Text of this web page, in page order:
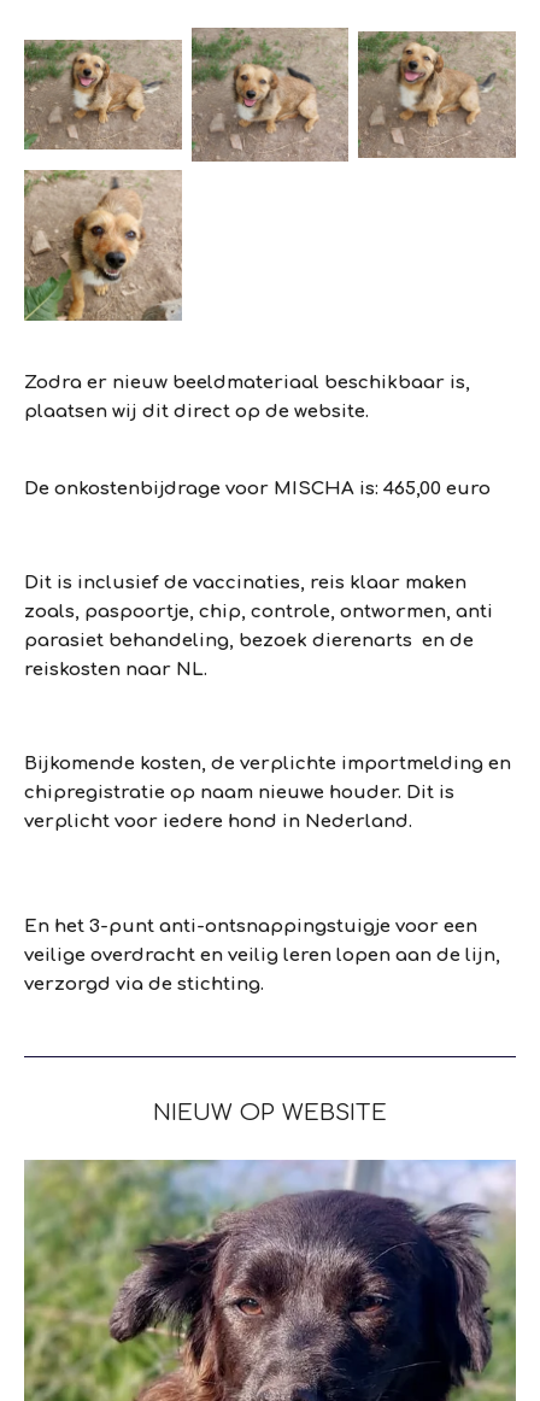
Zodra er nieuw beeldmateriaal beschikbaar is,
plaatsen wij dit direct op de website.
De onkostenbijdrage voor MISCHA is: 465,00 euro
Dit is inclusief de vaccinaties, reis klaar maken
zoals, paspoortje, chip, controle, ontwormen, anti
parasiet behandeling, bezoek dierenarts en de
reiskosten naar NL.
Bijkomende kosten, de verplichte importmelding en
chipregistratie op naam nieuwe houder. Dit is
verplicht voor iedere hond in Nederland.
En het 3-punt anti-ontsnappingstuigje voor een
veilige overdracht en veilig leren lopen aan de lijn,
verzorgd via de stichting.
NIEUW OP WEBSITE